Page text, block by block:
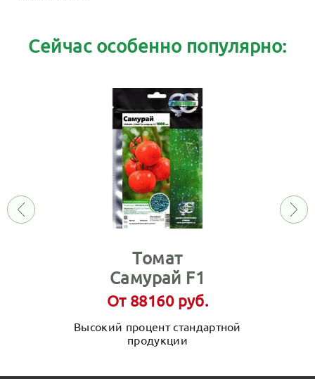
Сейчас особенно популярно:
Томат
Самурай F1
От 88160 руб.
Высокий процент стандартной
продукции